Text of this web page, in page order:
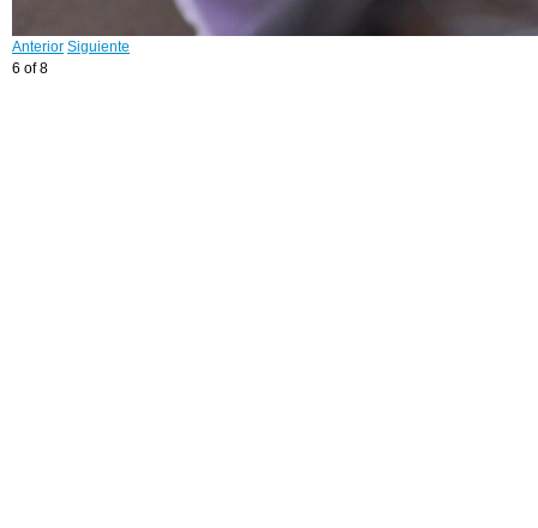
Anterior Siguiente
6 of 8